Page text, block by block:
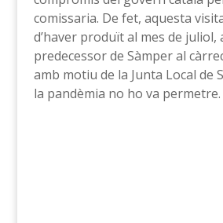
comissaria. De fet, aquesta
d’haver produït al mes de juliol,
predecessor de Sàmper al
amb motiu de la Junta Local de
la pandèmia no ho va permetre.